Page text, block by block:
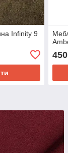
Infinity 9
450